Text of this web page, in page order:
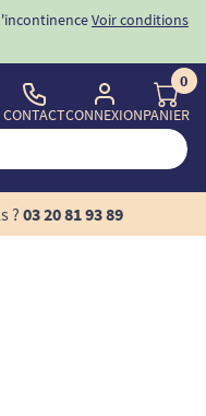
Voir conditions
CONTACTCONNEXION
0
PANIER
? 03 20 81 93 89